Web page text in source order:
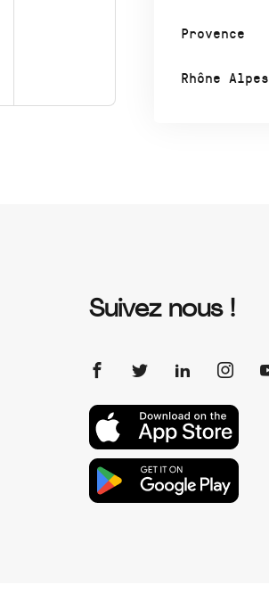
Provence
Rhône Alpes
Suivez nous !